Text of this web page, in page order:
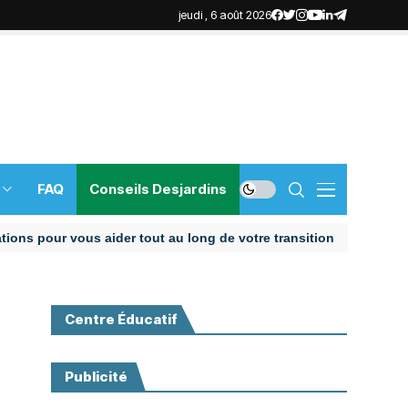
jeudi , 6 août 2026
FAQ Conseils Desjardins
vous aider tout au long de votre transition
Centre Éducatif
Publicité